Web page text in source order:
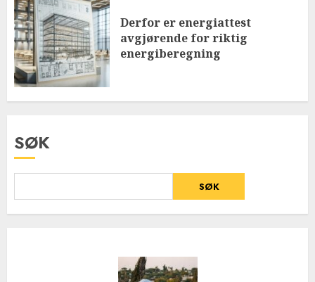
Derfor er energiattest
avgjørende for riktig
energiberegning
SØK
SØK